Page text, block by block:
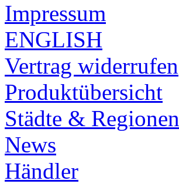
Impressum
ENGLISH
Vertrag widerrufen
Produktübersicht
Städte & Regionen
News
Händler